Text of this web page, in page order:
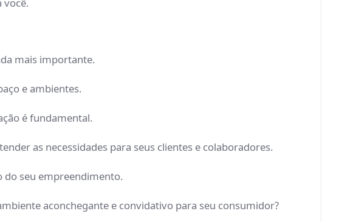
mais importante.
e ambientes.
é fundamental.
as necessidades para seus clientes e colaboradores.
do seu empreendimento.
aconchegante e convidativo para seu consumidor?